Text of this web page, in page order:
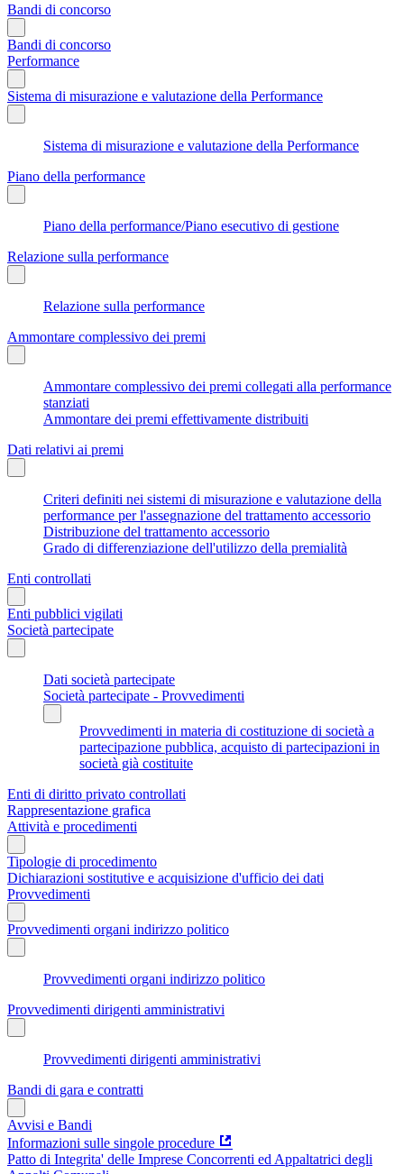
Bandi di concorso
Bandi di concorso
Performance
Sistema di misurazione e valutazione della Performance
Sistema di misurazione e valutazione della Performance
Piano della performance
Piano della performance/Piano esecutivo di gestione
Relazione sulla performance
Relazione sulla performance
Ammontare complessivo dei premi
Ammontare complessivo dei premi collegati alla performance
stanziati
Ammontare dei premi effettivamente distribuiti
Dati relativi ai premi
Criteri definiti nei sistemi di misurazione e valutazione della
performance per l'assegnazione del trattamento accessorio
Distribuzione del trattamento accessorio
Grado di differenziazione dell'utilizzo della premialità
Enti controllati
Enti pubblici vigilati
Società partecipate
Dati società partecipate
Società partecipate - Provvedimenti
Provvedimenti in materia di costituzione di società a
partecipazione pubblica, acquisto di partecipazioni in
società già costituite
Enti di diritto privato controllati
Rappresentazione grafica
Attività e procedimenti
Tipologie di procedimento
Dichiarazioni sostitutive e acquisizione d'ufficio dei dati
Provvedimenti
Provvedimenti organi indirizzo politico
Provvedimenti organi indirizzo politico
Provvedimenti dirigenti amministrativi
Provvedimenti dirigenti amministrativi
Bandi di gara e contratti
Avvisi e Bandi
Informazioni sulle singole procedure
Patto di Integrita' delle Imprese Concorrenti ed Appaltatrici degli